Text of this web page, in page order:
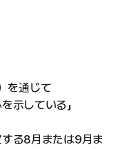
を通じて
示している」
る8月または9月ま